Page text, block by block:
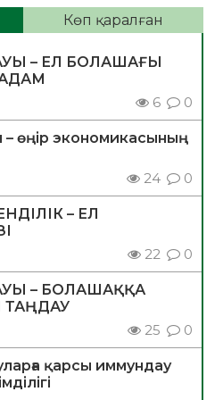
Көп қаралған
– ЕЛ БОЛАШАҒЫ
6 0
өңір экономикасының
24 0
– ЕЛ
22 0
– БОЛАШАҚҚА
ТАҢДАУ
25 0
қарсы иммундау